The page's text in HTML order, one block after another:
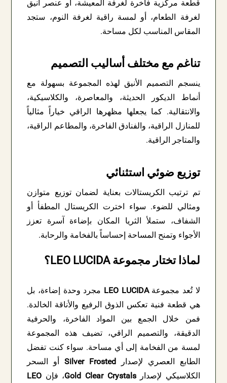
قطعة مركزية فاخرة لغرفة المعيشة، أو عنصر أنيق
لغرفة الطعام، أو لمسة راقية لغرفة النوم، ستجد
المقاس المناسب لكل مساحة.
تناغم مع مختلف أساليب التصميم
ينسجم التصميم الأنيق لهذه المجموعة بسهولة مع
أنماط الديكور الحديثة، والمعاصرة، والكلاسيكية،
والانتقالية. كما يجعلها مظهرها الراقي خياراً مثالياً
للمنازل الراقية، والفنادق الفاخرة، والمطاعم الراقية،
والمتاجر الراقية.
توزيع ضوئي استثنائي
تم ترتيب الكريستالات بعناية لضمان توزيع متوازن
ومثالي للضوء. سواء اخترت الكريستال المطفأ أو
الشفاف، ستملأ الثريا المكان بإضاءة آسرة تعزز
الأجواء وتمنح المساحة إحساساً بالفخامة والرحابة.
لماذا تختار مجموعة LEO LUCIDA؟
لا تُعد مجموعةLEO LUCIDA مجرد وحدة إضاءة، بل
هي قطعة فنية تعكس الذوق الرفيع والأناقة الخالدة.
فمن خلال الجمع بين المواد الفاخرة، والحرفية
الدقيقة، والتصميم الراقي، تضيف هذه المجموعة
لمسة من الفخامة إلى أي مساحة. سواء كنت تفضل
الطابع العصري لإصدار Silver Frostedأو السحر
الكلاسيكي لإصدارGold Clear Crystals، فإن LEO